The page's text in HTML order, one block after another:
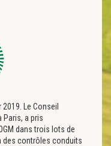
Le Conseil
Paris, a pris
dans trois lots de
des contrôles conduits